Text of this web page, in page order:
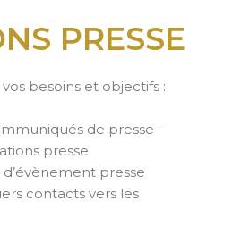
PRESSE
besoins et objectifs :
de presse –
presse
presse
contacts vers les